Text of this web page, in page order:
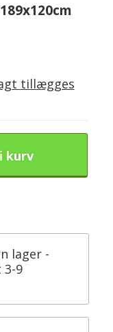
tillægges
kurv
lager -
3-9